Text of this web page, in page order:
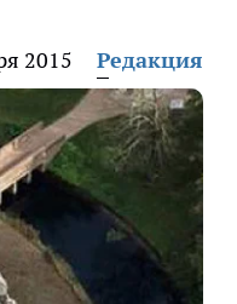
2015 Редакция